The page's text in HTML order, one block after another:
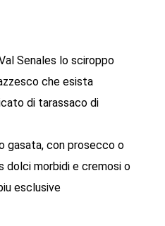
Senales lo sciroppo
che esista
di tarassaco di
gasata, con prosecco o
dolci morbidi e cremosi o
esclusive